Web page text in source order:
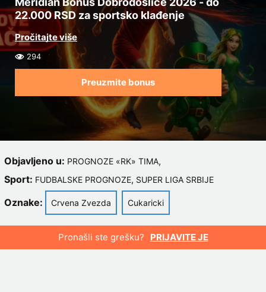
22.000 RSD za sportsko klađenje
294
Preuzmite bonus
Objavljeno u: PROGNOZE «RK» TIMA,
Sport: FUDBALSKE PROGNOZE, SUPER LIGA SRBIJE
Oznake: Crvena Zvezda Cukaricki
Pronašli ste grešku? PRIJAVITE JE